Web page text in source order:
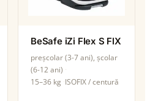
BeSafe iZi Flex S FIX
preșcolar (3-7 ani), școlar
(6-12 ani)
15–36 kg ISOFIX / centură